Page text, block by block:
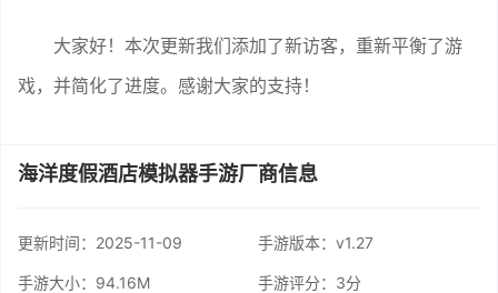
大家好！本次更新我们添加了新访客，重新平衡了游
戏，并简化了进度。感谢大家的支持！
海洋度假酒店模拟器手游厂商信息
更新时间： 2025-11-09 手游版本：v1.27
手游大小：94.16M 手游评分： 3分